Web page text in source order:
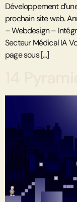
Développement
prochain site web.
– Webdesign –
Secteur Médical IA
page sous […]